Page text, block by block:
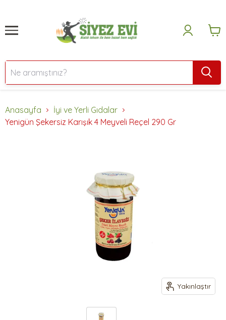
Anasayfa
İyi ve Yerli Gıdalar
Yenigün Şekersiz Karışık 4 Meyveli Reçel 290 Gr
Yakınlaştır